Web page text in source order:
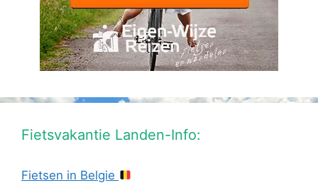
Fietsvakantie Landen-Info:
Fietsen in Belgie